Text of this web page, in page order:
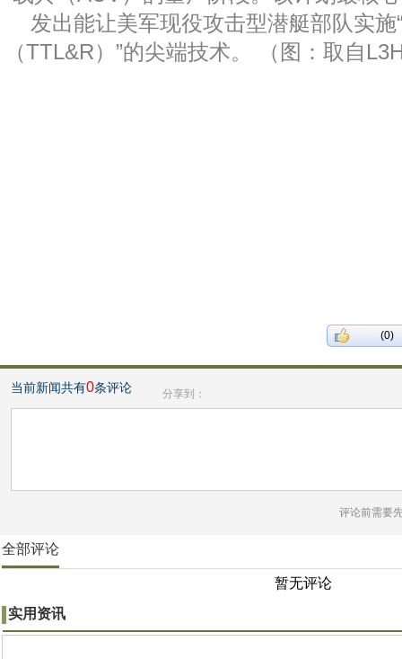
发出能让美军现役攻击型潜艇部队实
（TTL&R）”的尖端技术。 （图：取自
(0)
当前新闻共有0条评论 分享到：
评论前需要
全部评论
暂无评论
实用资讯